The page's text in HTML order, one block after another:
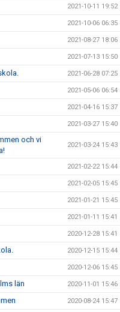
2021-10-11 19:52
2021-10-06 06:35
2021-08-27 18:06
2021-07-13 15:50
2021-06-28 07:25
2021-05-06 06:54
2021-04-16 15:37
2021-03-27 15:40
och vi
2021-03-24 15:43
2021-02-22 15:44
2021-02-05 15:45
2021-01-21 15:45
2021-01-11 15:41
2020-12-28 15:41
2020-12-15 15:44
2020-12-06 15:45
län 2020-11-01 15:46
2020-08-24 15:47